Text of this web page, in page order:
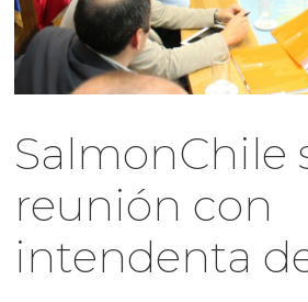
SalmonChile
reunión con
intendenta